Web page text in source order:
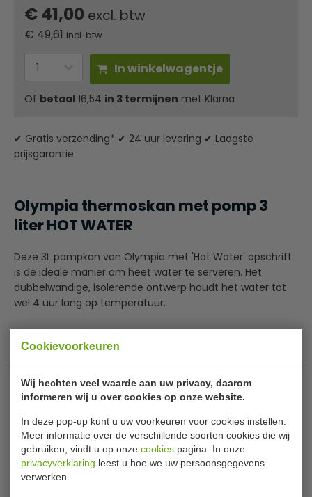
Cookievoorkeuren
Wij hechten veel waarde aan uw privacy, daarom
informeren wij u over cookies op onze website.
In deze pop-up kunt u uw voorkeuren voor cookies instellen.
Meer informatie over de verschillende soorten cookies die wij
gebruiken, vindt u op onze cookies pagina. In onze
privacyverklaring leest u hoe we uw persoonsgegevens
verwerken.
€ 41,00 excl. btw
€ 49,61 incl. btw
In winkelwagentje
Of betaal 16,54 in 3 termijnen met Klarna
✔ Gratis verzending* ✔ 24 uur levering ✔ Laagste
prijsgarantie
Olympia thermoskan met pomp 3
liter HOT WATER
Deze 3L pompkan van Olympia met 'Hot Water' opschrift
is de ideale manier om heet water te serveren. Het
dubbelwandige, isolerende ontwerp houdt het water tot
wel 4 uur lang op temperatuur.
dat u hem niet vaak opnieuw hoeft te vullen en er minder
water wordt verspild.
Dankzij het dubbelwandige ontwerp blijft de buitenmantel
oppakken.
Dubbelwandig, isolerend ontwerp voor maximaal
warmtebehoud
Bijlages
Handleiding
Specificaties
Model